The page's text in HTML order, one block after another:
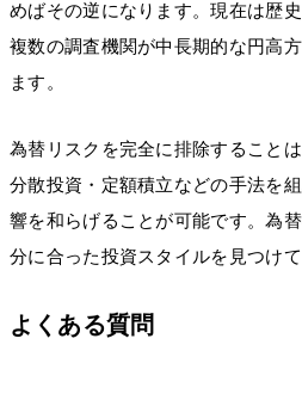
めばその逆になります。現在は歴
複数の調査機関が中長期的な円高
ます。
為替リスクを完全に排除すること
分散投資・定額積立などの手法を
響を和らげることが可能です。為
分に合った投資スタイルを見つけて
よくある質問